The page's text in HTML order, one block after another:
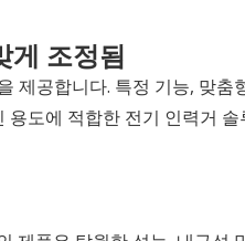
게 조정됨
제공합니다. 특정 기능, 맞춤
도에 적합한 전기 인력거